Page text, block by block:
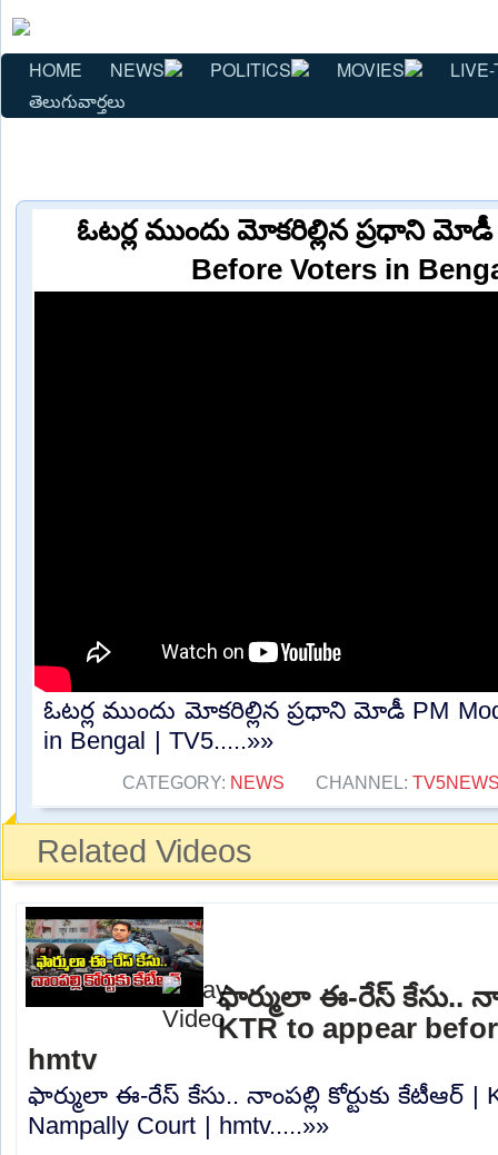
HOME NEWS POLITICS MOVIES
తెలుగువార్తలు
ఓటర్ల ముందు మోకరిల్లిన ప్రధాని మోడీ
Before Voters in
ఓటర్ల ముందు మోకరిల్లిన ప్రధాని మోడీ PM
in Bengal | TV5.....»»
CATEGORY: NEWS CHANNEL:
Related Videos
ఫార్ములా ఈ-రేస్ కేసు..
KTR to appear
hmtv
ఫార్ములా ఈ-రేస్ కేసు.. నాంపల్లి కోర్టుకు కేటీఆర్ |
Nampally Court | hmtv.....»»